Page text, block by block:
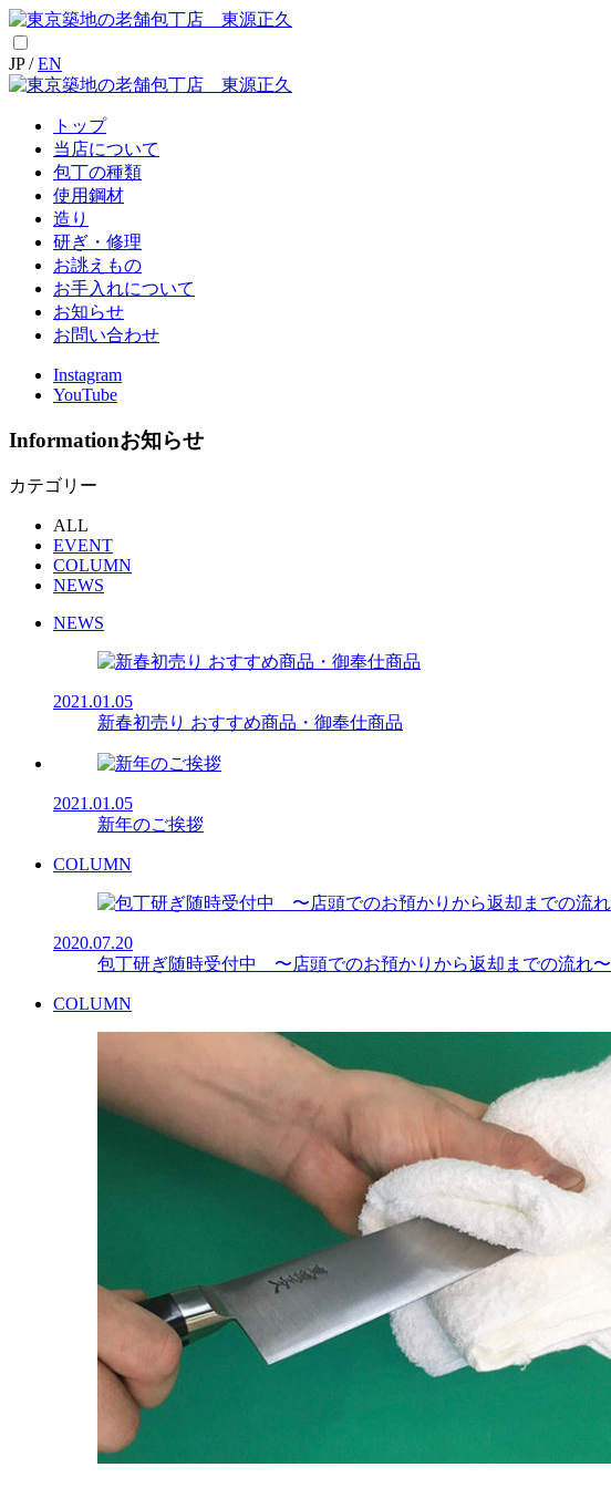
JP /EN
トップ
当店について
包丁の種類
使用鋼材
造り
研ぎ・修理
お誂えもの
お手入れについて
お知らせ
お問い合わせ
Instagram
YouTube
Informationお知らせ
カテゴリー
ALL
EVENT
COLUMN
NEWS
NEWS
2021.01.05
新春初売り おすすめ商品・御奉仕商品
2021.01.05
新年のご挨拶
COLUMN
2020.07.20
包丁研ぎ随時受付中 〜店頭でのお預かりから返却までの流れ〜
COLUMN